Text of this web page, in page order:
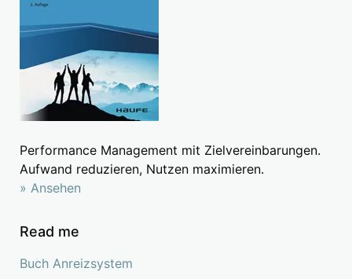
Performance Management mit Zielvereinbarungen.
Aufwand reduzieren, Nutzen maximieren.
» Ansehen
Read me
Buch Anreizsystem